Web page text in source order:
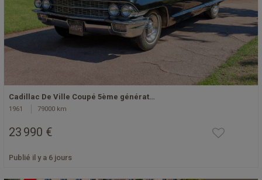
Cadillac De Ville Coupé 5ème générat…
1961 79000 km
23 990 €
Publié il y a 6 jours